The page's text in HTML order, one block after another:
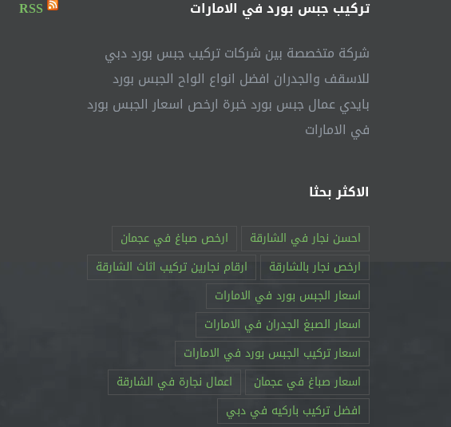
تركيب جبس بورد في الامارات
شركة متخصصة بين شركات تركيب جبس بورد دبي
للاسقف والجدران افضل انواع الواح الجبس بورد
بايدي عمال جبس بورد خبرة ارخص اسعار الجبس بورد
في الامارات
الاكثر بحثا
احسن نجار في الشارقة
ارخص صباغ في عجمان
ارخص نجار بالشارقة
ارقام نجارين تركيب اثاث الشارقة
اسعار الجبس بورد في الامارات
اسعار الصبغ الجدران في الامارات
اسعار تركيب الجبس بورد في الامارات
اسعار صباغ في عجمان
اعمال نجارة في الشارقة
افضل تركيب باركيه في دبي
RSS